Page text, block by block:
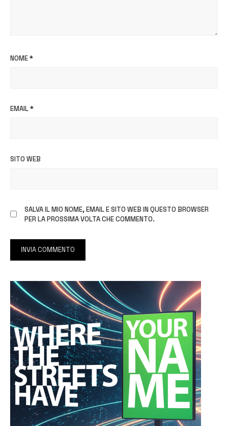
NOME*
EMAIL*
SITO WEB
SALVA IL MIO NOME, EMAIL E SITO WEB IN QUESTO BROWSER
PER LA PROSSIMA VOLTA CHE COMMENTO.